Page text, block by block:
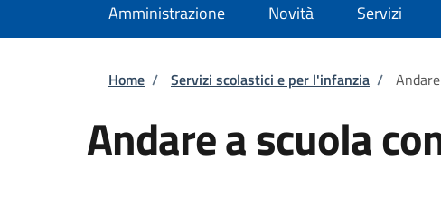
Amministrazione Novità Servizi
Briciole di pane
Home / Servizi scolastici e per l'infanzia /
Andare a scuola